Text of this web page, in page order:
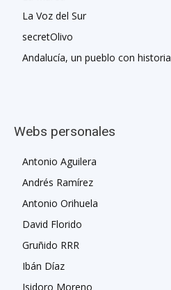
La Voz del Sur
secretOlivo
Andalucía, un pueblo con historia
Webs personales
Antonio Aguilera
Andrés Ramírez
Antonio Orihuela
David Florido
Gruñido RRR
Ibán Díaz
Isidoro Moreno